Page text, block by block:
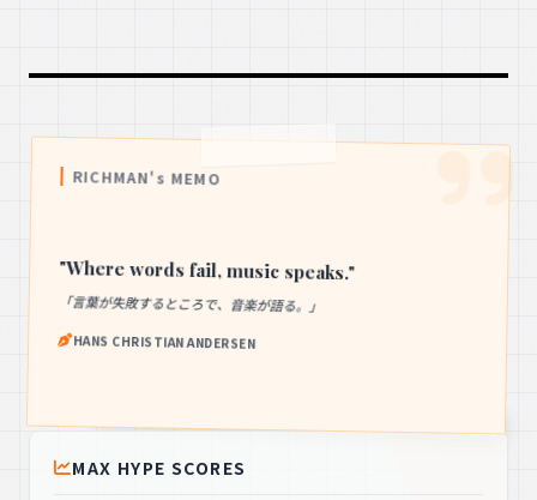
RICHMAN's MEMO
"Where words fail, music speaks."
「言葉が失敗するところで、音楽が語る。」
HANS CHRISTIAN ANDERSEN
MAX HYPE SCORES